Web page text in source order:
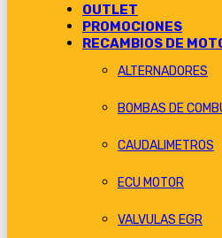
OUTLET
PROMOCIONES
RECAMBIOS DE
ALTERNADORES
BOMBAS DE
CAUDALIMETROS
ECU MOTOR
VALVULAS EGR